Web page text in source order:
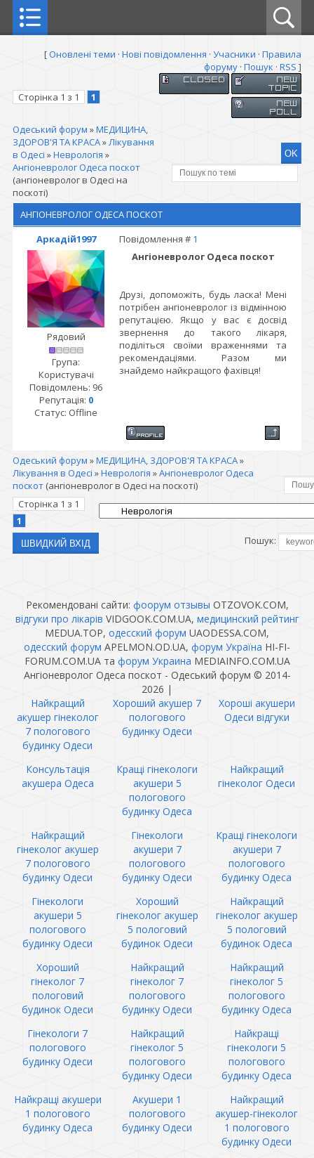
[Оновлені теми · Нові повідомлення · Учасники · Правила
форуму · Пошук · RSS ]
Сторінка 1 з 1 1
Одеський форум »МЕДИЦИНА,
ЗДОРОВ'Я ТА КРАСА»Лікування
в Одесі »Неврологія »
Ангіоневролог Одеса поскот
(ангіоневролог в Одесі на
поскоті)
АНГІОНЕВРОЛОГ ОДЕСА ПОСКОТ
Аркадій1997
Повідомлення # 1
Рядовий
Група:
Користувачі
Повідомлень: 96
Репутація: 0
Статус: Offline
Ангіоневролог Одеса поскот
Друзі, допоможіть, будь ласка! Мені
потрібен ангіоневролог із відмінною
репутацією. Якщо у вас є досвід
звернення до такого лікаря,
поділіться своїми враженнями та
рекомендаціями. Разом ми
знайдемо найкращого фахівця!
Одеський форум »МЕДИЦИНА, ЗДОРОВ'Я ТА КРАСА»
Лікування в Одесі »Неврологія »Ангіоневролог Одеса
поскот (ангіоневролог в Одесі на поскоті)
Сторінка 1 з 1
1
Пошук:
Рекомендовані сайти: фоорум отзывы OTZOVOK.COM,
відгуки про лікарів VIDGOOK.COM.UA, медицинский рейтинг
MEDUA.TOP, одесский форум UAODESSA.COM,
одесский форум APELMON.OD.UA, форум Україна HI-FI-
FORUM.COM.UA та форум Украина MEDIAINFO.COM.UA
Ангіоневролог Одеса поскот - Одеський форум © 2014-
2026 |
Найкращий
акушер гінеколог
7 пологового
будинку Одеси
Хороший акушер 7
пологового
будинку Одеси
Хороші акушери
Одеси відгуки
Консультація
акушера Одеса
Кращі гінекологи
акушери 5
пологового
будинку Одеса
Найкращий
гінеколог Одеси
Найкращий
гінеколог акушер
7 пологового
будинку Одеси
Гінекологи
акушери 7
пологового
будинку Одеси
Кращі гінекологи
акушери 7
пологового
будинку Одеса
Гінекологи
акушери 5
пологового
будинку Одеси
Хороший
гінеколог акушер
5 пологовий
будинок Одеси
Найкращий
гінеколог акушер
5 пологовий
будинок Одеса
Хороший
гінеколог 7
пологовий
будинок Одеси
Найкращий
гінеколог 7
пологового
будинку Одеси
Найкращий
гінеколог 5
пологового
будинку Одеса
Гінекологи 7
пологового
будинку Одеси
Найкращий
гінеколог 5
пологового
будинку Одеси
Найкращі
гінекологи 5
пологового
будинку Одеса
Найкращі акушери
1 пологового
будинку Одеса
Акушери 1
пологового
будинку Одеси
Найкращий
акушер-гінеколог
1 пологового
будинку Одеси